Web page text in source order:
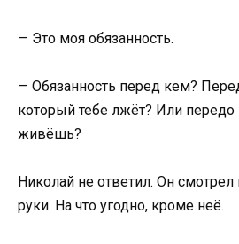
— Это моя обязанность.
— Обязанность перед кем?
который тебе лжёт? Или передо
живёшь?
Николай не ответил. Он смотрел
руки. На что угодно, кроме неё.